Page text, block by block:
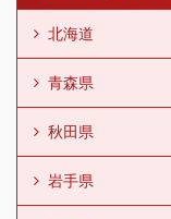
北海道
青森県
秋田県
岩手県